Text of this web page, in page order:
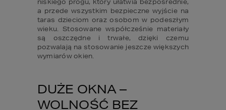
niskiego progu, który ułatwia bezpośrednie,
a przede wszystkim bezpieczne wyjście na
taras dzieciom oraz osobom w podeszłym
wieku. Stosowane współcześnie materiały
są oszczędne i trwałe, dzięki czemu
pozwalają na stosowanie jeszcze większych
wymiarów okien.
DUŻE OKNA –
WOLNOŚĆ BEZ